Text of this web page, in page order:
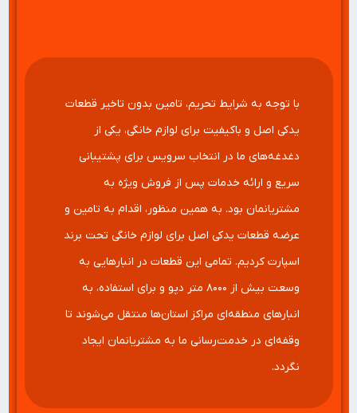
با توجه به شرایط تحریم‌، تامین بدون تاخیر قطعات
یدکی اصل و باکیفیت برای لوازم خانگی، یکی از
دغدغه‌‌های ما در انتخاب سرویس برای پشتیبانی
سریع و ارائه خدمات پس از فروش ویژه به
مشتریانمان بود. به همین منظور، اقدام به تامین و
عرضه قطعات یدکی اصل برای لوازم خانگی تحت برند
اسپارت کردیم. تمامی این قطعات در انبارهایی به
وسعت بیش از ۸۰۰۰ متر دپو و برای استفاده، به
انبارهای منطقه‌ای مراکز استان‌ها منتقل می‌شوند تا
وقفه‌ای در خدمت‌رسانی ما به مشتریانمان ایجاد
نگردد.